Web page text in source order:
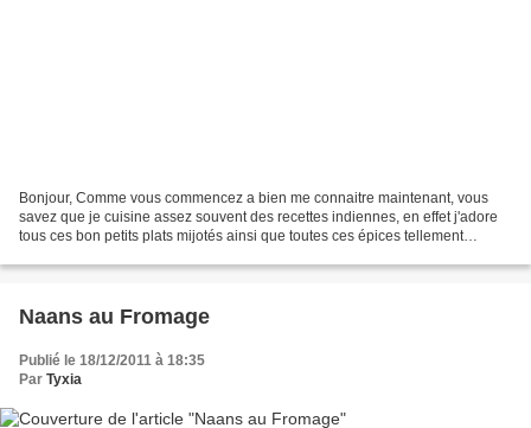
Bonjour, Comme vous commencez a bien me connaitre maintenant, vous
savez que je cuisine assez souvent des recettes indiennes, en effet j'adore
tous ces bon petits plats mijotés ainsi que toutes ces épices tellement
Naans au Fromage
Publié le 18/12/2011 à 18:35
Par Tyxia